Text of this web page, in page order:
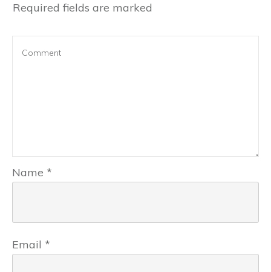
Required fields are marked
Name *
Email *